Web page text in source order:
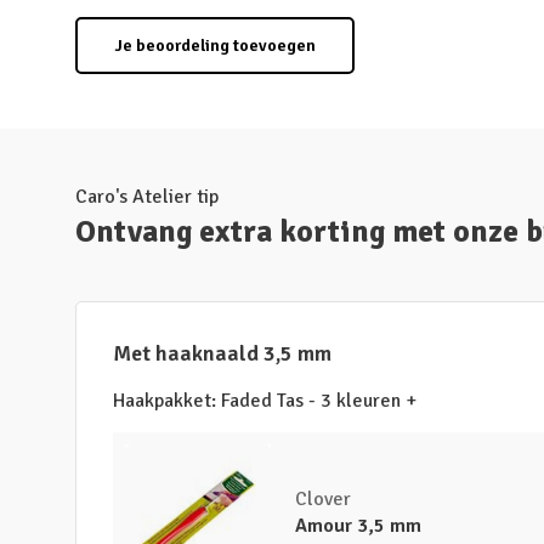
Je beoordeling toevoegen
Caro's Atelier tip
Ontvang extra korting met onze
Met haaknaald 3,5 mm
Haakpakket: Faded Tas - 3 kleuren +
Clover
Amour 3,5 mm